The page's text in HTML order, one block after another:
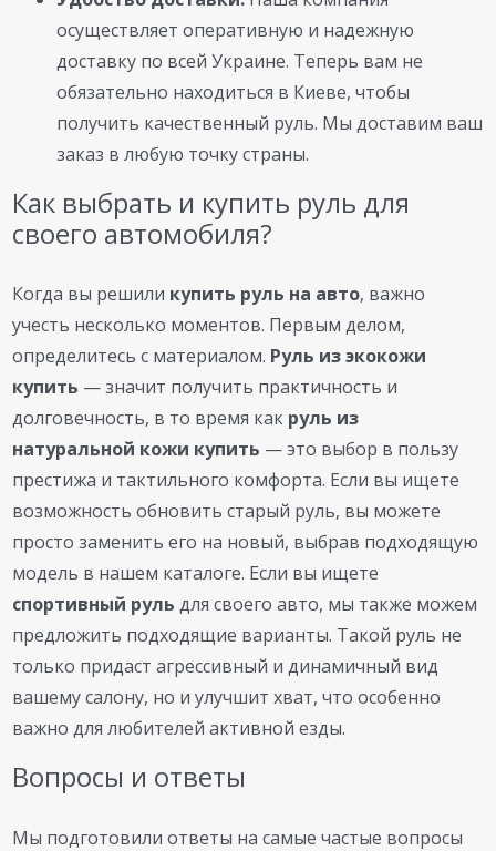
осуществляет оперативную и надежную
доставку по всей Украине. Теперь вам не
обязательно находиться в Киеве, чтобы
получить качественный руль. Мы доставим ваш
заказ в любую точку страны.
Как выбрать и купить руль для
своего автомобиля?
Когда вы решили купить руль на авто, важно
учесть несколько моментов. Первым делом,
определитесь с материалом. Руль из экокожи
купить — значит получить практичность и
долговечность, в то время как руль из
натуральной кожи купить — это выбор в пользу
престижа и тактильного комфорта. Если вы ищете
возможность обновить старый руль, вы можете
просто заменить его на новый, выбрав подходящую
модель в нашем каталоге. Если вы ищете
спортивный руль для своего авто, мы также можем
предложить подходящие варианты. Такой руль не
только придаст агрессивный и динамичный вид
вашему салону, но и улучшит хват, что особенно
важно для любителей активной езды.
Вопросы и ответы
Мы подготовили ответы на самые частые вопросы